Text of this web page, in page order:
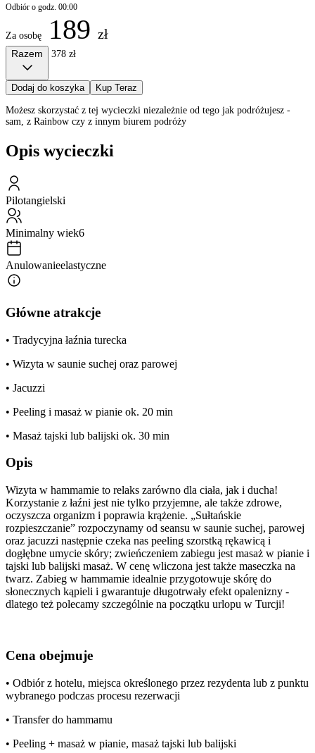
Odbiór o godz. 00:00
Za osobę 189 zł
Razem 378 zł
Dodaj do koszyka Kup Teraz
Możesz skorzystać z tej wycieczki niezależnie od tego jak podróżujesz -
sam, z Rainbow czy z innym biurem podróży
Opis wycieczki
Pilotangielski
Minimalny wiek6
Anulowanieelastyczne
Główne atrakcje
• Tradycyjna łaźnia turecka
• Wizyta w saunie suchej oraz parowej
• Jacuzzi
• Peeling i masaż w pianie ok. 20 min
• Masaż tajski lub balijski ok. 30 min
Opis
Wizyta w hammamie to relaks zarówno dla ciała, jak i ducha!
Korzystanie z łaźni jest nie tylko przyjemne, ale także zdrowe,
oczyszcza organizm i poprawia krążenie. „Sułtańskie
rozpieszczanie” rozpoczynamy od seansu w saunie suchej, parowej
oraz jacuzzi następnie czeka nas peeling szorstką rękawicą i
dogłębne umycie skóry; zwieńczeniem zabiegu jest masaż w pianie i
tajski lub balijski masaż. W cenę wliczona jest także maseczka na
twarz. Zabieg w hammamie idealnie przygotowuje skórę do
słonecznych kąpieli i gwarantuje długotrwały efekt opalenizny -
dlatego też polecamy szczególnie na początku urlopu w Turcji!
Cena obejmuje
• Odbiór z hotelu, miejsca określonego przez rezydenta lub z punktu
wybranego podczas procesu rezerwacji
• Transfer do hammamu
• Peeling + masaż w pianie, masaż tajski lub balijski